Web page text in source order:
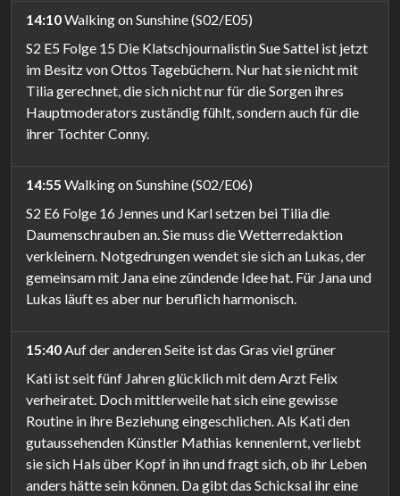
14:10Walking on Sunshine (S02/E05)
S2 E5 Folge 15 Die Klatschjournalistin Sue Sattel ist jetzt
im Besitz von Ottos Tagebüchern. Nur hat sie nicht mit
Tilia gerechnet, die sich nicht nur für die Sorgen ihres
Hauptmoderators zuständig fühlt, sondern auch für die
ihrer Tochter Conny.
14:55 Walking on Sunshine (S02/E06)
S2 E6 Folge 16 Jennes und Karl setzen bei Tilia die
Daumenschrauben an. Sie muss die Wetterredaktion
verkleinern. Notgedrungen wendet sie sich an Lukas, der
gemeinsam mit Jana eine zündende Idee hat. Für Jana und
Lukas läuft es aber nur beruflich harmonisch.
15:40Auf der anderen Seite ist das Gras viel grüner
Kati ist seit fünf Jahren glücklich mit dem Arzt Felix
verheiratet. Doch mittlerweile hat sich eine gewisse
Routine in ihre Beziehung eingeschlichen. Als Kati den
gutaussehenden Künstler Mathias kennenlernt, verliebt
sie sich Hals über Kopf in ihn und fragt sich, ob ihr Leben
anders hätte sein können. Da gibt das Schicksal ihr eine